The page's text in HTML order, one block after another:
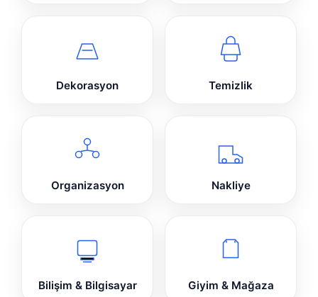
Dekorasyon Temizlik
Organizasyon Nakliye
Bilişim & Bilgisayar Giyim & Mağaza